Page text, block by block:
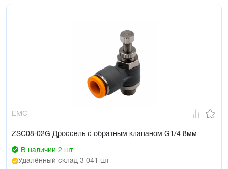
EMC
ZSC08-02G Дроссель с обратным клапаном G1/4 8мм
В наличии 2 шт
Удалённый склад 3 041 шт